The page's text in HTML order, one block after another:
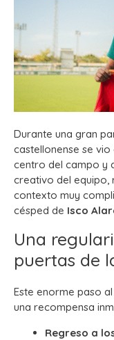
Durante una gran
castellonense se
centro del campo y
creativo del equipo,
contexto muy
césped de Isco
Una
puertas de
Este enorme paso
una recompensa
Regreso a